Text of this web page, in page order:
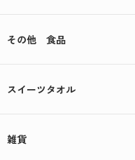
その他 食品
スイーツタオル
雑貨